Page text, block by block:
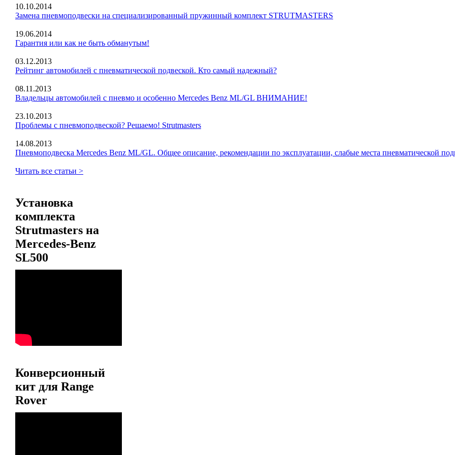
10.10.2014
Замена пневмоподвески на специализированный пружинный комплект STRUTMASTERS
19.06.2014
Гарантия или как не быть обманутым!
03.12.2013
Рейтинг автомобилей с пневматической подвеской. Кто самый надежный?
08.11.2013
Владельцы автомобилей с пневмо и особенно Mercedes Benz ML/GL ВНИМАНИЕ!
23.10.2013
Проблемы с пневмоподвеской? Решаемо! Strutmasters
14.08.2013
Пневмоподвеска Mercedes Benz ML/GL. Общее описание, рекомендации по эксплуатации, слабые места пневматической
Читать все статьи >
Установка
комплекта
Strutmasters на
Mercedes-Benz
SL500
Конверсионный
кит для Range
Rover